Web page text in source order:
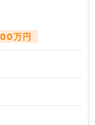
万円